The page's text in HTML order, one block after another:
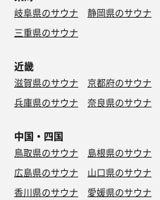
岐阜県のサウナ 静岡県のサウナ
三重県のサウナ
近畿
滋賀県のサウナ 京都府のサウナ
兵庫県のサウナ
奈良県のサウナ
中国・四国
鳥取県のサウナ 島根県のサウナ
広島県のサウナ
山口県のサウナ
香川県のサウナ
愛媛県のサウナ